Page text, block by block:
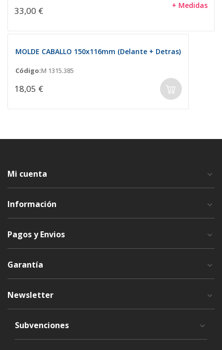
33,00 € + Medidas
MOLDE CABALLO 150x116mm (Delante + Detras)
Código:M 1315.385
18,05 €
Mi cuenta
Información
Pagos y Envios
Garantía
Newsletter
Subvenciones